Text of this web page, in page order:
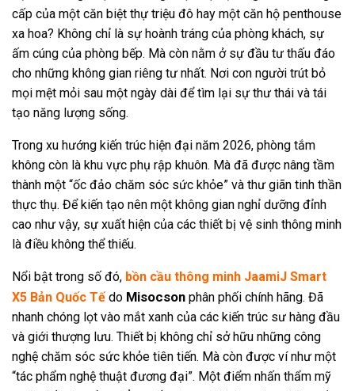
cấp của một căn biệt thự triệu đô hay một căn hộ penthouse
xa hoa? Không chỉ là sự hoành tráng của phòng khách, sự
ấm cúng của phòng bếp. Mà còn nằm ở sự đầu tư thấu đáo
cho những không gian riêng tư nhất. Nơi con người trút bỏ
mọi mệt mỏi sau một ngày dài để tìm lại sự thư thái và tái
tạo năng lượng sống.
Trong xu hướng kiến trúc hiện đại năm 2026, phòng tắm
không còn là khu vực phụ rập khuôn. Mà đã được nâng tầm
thành một “ốc đảo chăm sóc sức khỏe” và thư giãn tinh thần
thực thụ. Để kiến tạo nên một không gian nghỉ dưỡng đỉnh
cao như vậy, sự xuất hiện của các thiết bị vệ sinh thông minh
là điều không thể thiếu.
Nổi bật trong số đó, bồn cầu thông minh JaamiJ Smart
X5 Bản Quốc Tếdo Misocson phân phối chính hãng. Đã
nhanh chóng lọt vào mắt xanh của các kiến trúc sư hàng đầu
và giới thượng lưu. Thiết bị không chỉ sở hữu những công
nghệ chăm sóc sức khỏe tiên tiến. Mà còn được ví như một
“tác phẩm nghệ thuật đương đại”. Một điểm nhấn thẩm mỹ